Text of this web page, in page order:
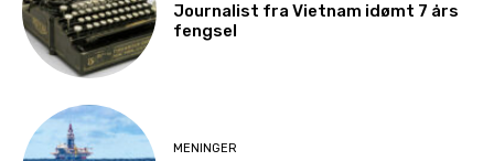
Journalist fra Vietnam idømt 7 års
fengsel
MENINGER